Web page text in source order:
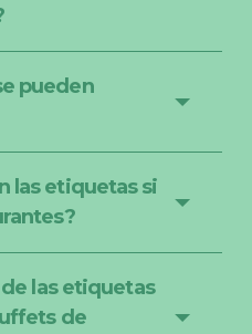
pueden
las etiquetas si
de las etiquetas
de